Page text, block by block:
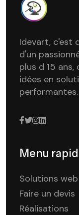
Idevart, c'est
d'un
plus d 15
idées en
performantes.
Menu
Solutions web
Faire un devis
Réalisations